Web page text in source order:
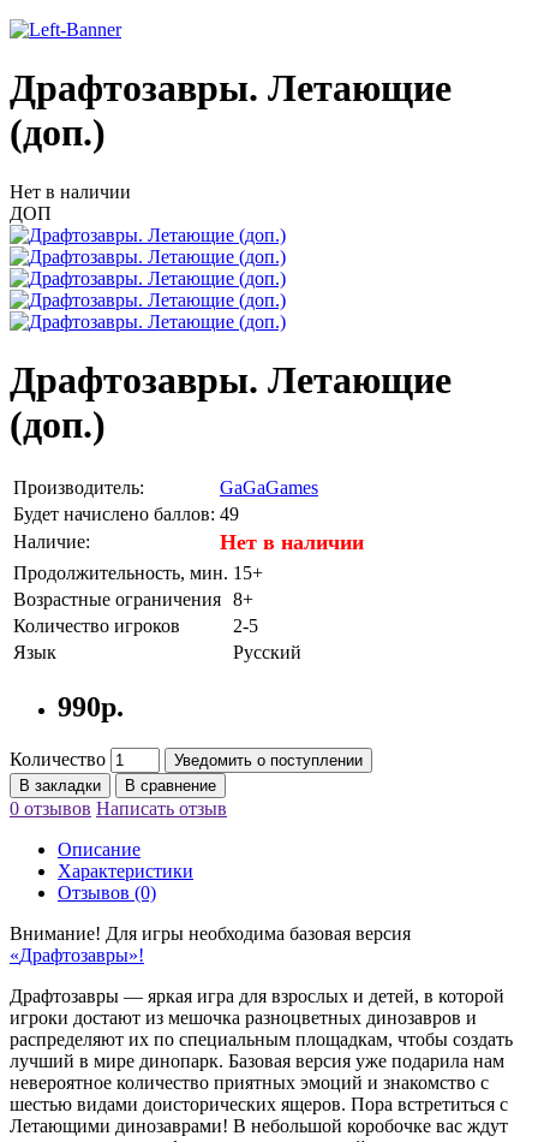
Драфтозавры. Летающие
(доп.)
Нет в наличии
ДОП
Драфтозавры. Летающие
(доп.)
Производитель:
GaGaGames
Будет начислено баллов: 49
Наличие:
Нет в наличии
Продолжительность, мин. 15+
Возрастные ограничения 8+
Количество игроков
2-5
Язык
Русский
990р.
Количество
Уведомить о поступлении
В закладки
В сравнение
0 отзывов Написать отзыв
Описание
Характеристики
Отзывов (0)
Внимание! Для игры необходима базовая версия
«Драфтозавры»!
Драфтозавры — яркая игра для взрослых и детей, в которой
игроки достают из мешочка разноцветных динозавров и
распределяют их по специальным площадкам, чтобы создать
лучший в мире динопарк. Базовая версия уже подарила нам
невероятное количество приятных эмоций и знакомство с
шестью видами доисторических ящеров. Пора встретиться с
Летающими динозаврами! В небольшой коробочке вас ждут